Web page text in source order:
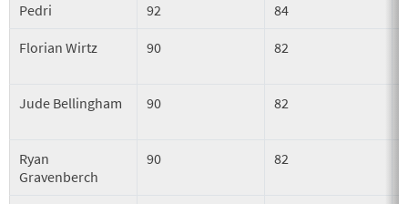
Pedri 92 84
Florian Wirtz 90 82
Jude Bellingham 90 82
Ryan
Gravenberch
90 82